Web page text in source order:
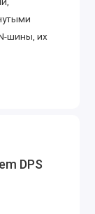
шины, их
коробкой
DPS